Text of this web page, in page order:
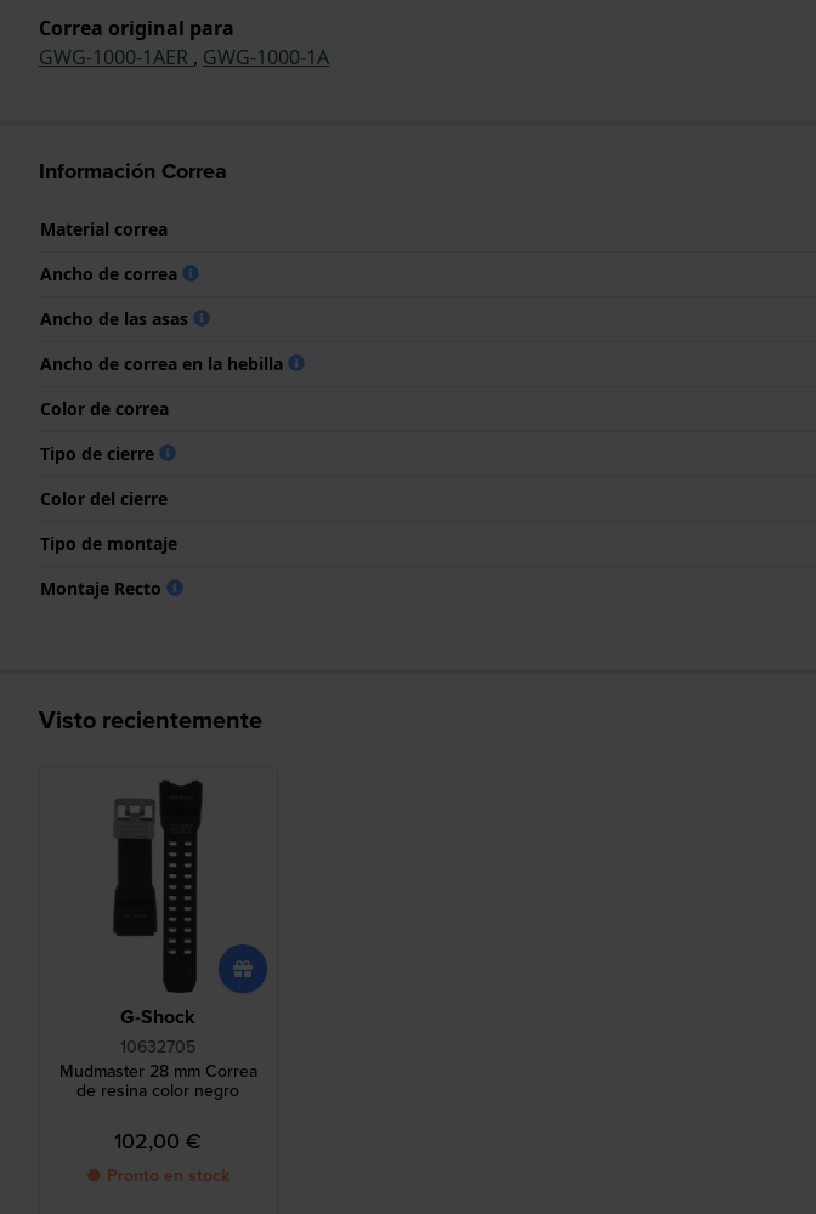
Correa original para
GWG-1000-1AER , GWG-1000-1A
Información Correa
Material correa
Ancho de correa
Ancho de las asas
Ancho de correa en la hebilla
Color de correa
Tipo de cierre
Color del cierre
Tipo de montaje
Montaje Recto
Visto recientemente
G-Shock
10632705
Mudmaster 28 mm Correa
de resina color negro
102,00 €
● Pronto en stock